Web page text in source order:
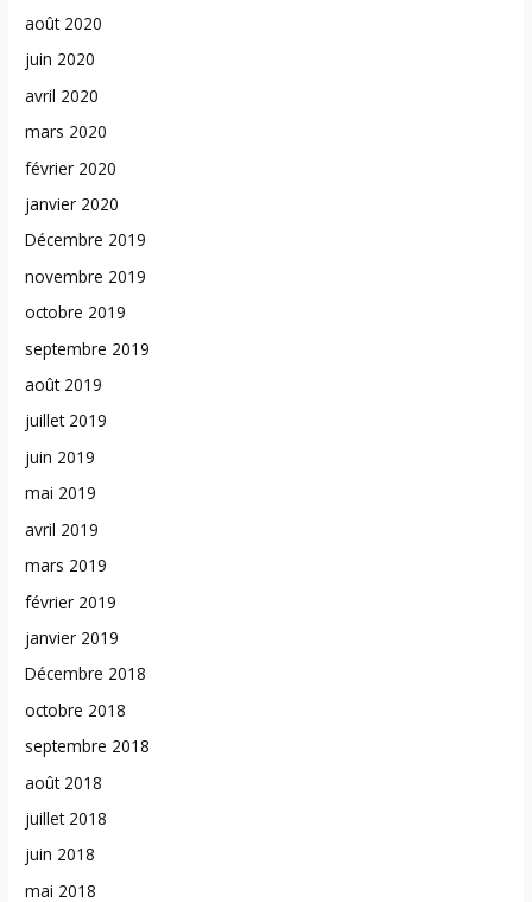
août 2020
juin 2020
avril 2020
mars 2020
février 2020
janvier 2020
Décembre 2019
novembre 2019
octobre 2019
septembre 2019
août 2019
juillet 2019
juin 2019
mai 2019
avril 2019
mars 2019
février 2019
janvier 2019
Décembre 2018
octobre 2018
septembre 2018
août 2018
juillet 2018
juin 2018
mai 2018